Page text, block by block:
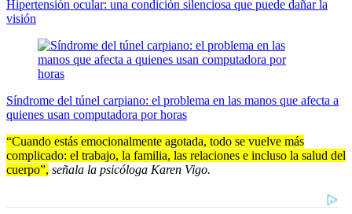
Hipertensión ocular: una condición silenciosa que puede dañar la
visión
Síndrome del túnel carpiano: el problema en las manos que afecta a
quienes usan computadora por horas
“Cuando estás emocionalmente agotada, todo se vuelve más
complicado: el trabajo, la familia, las relaciones e incluso la salud del
cuerpo”, señala la psicóloga Karen Vigo.